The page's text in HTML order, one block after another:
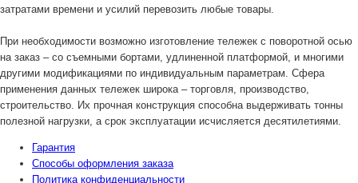
затратами времени и усилий перевозить любые товары.
При необходимости возможно изготовление тележек с поворотной осью
на заказ – со съемными бортами, удлиненной платформой, и многими
другими модификациями по индивидуальным параметрам. Сфера
применения данных тележек широка – торговля, производство,
строительство. Их прочная конструкция способна выдерживать тонны
полезной нагрузки, а срок эксплуатации исчисляется десятилетиями.
Гарантия
Способы оформления заказа
Политика конфиденциальности